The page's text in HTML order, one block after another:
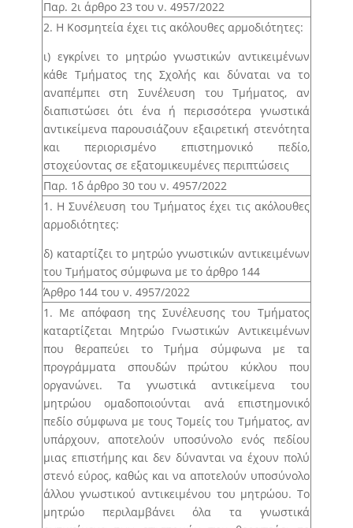
διαχειρίζεται ο ΕΛΚΕ.
Άρθρο 20 – Χορήγηση άδειας απουσίας μελών
Δ.Ε.Π./Ε.ΔΙ.Π./Ε.Τ.Ε.Π. για προσωπικούς λόγους.
Άρθρο 21 – Χορήγηση αδειών των άρθρων 52 έως
55 του Κώδικα Κατάστασης Δημοσίων Πολιτικών
Διοικητικών Υπαλλήλων και Υπαλλήλων Ν.Π.Δ.Δ. (ν.
3528/2007, Α’ 26) σε μέλη Δ.Ε.Π./Ε.ΔΙ.Π./Ε.Τ.Ε.Π.
Άρθρο 22 – Χορήγηση εκπαιδευτικής άδειας σε
μέλη Ε.ΔΙ.Π. / Ε.Τ.Ε.Π.
Άρθρο 23 – Ένταξη μέλους Ε.Τ.Ε.Π. σε κατηγορία
μέλους Ε.Δ.Ι.Π.
Άρθρο 24 – Ετήσιος προγραμματισμός
προσλήψεων μελών Δ.Ε.Π.
Άρθρο 25 – Ετήσιος προγραμματισμός
προσλήψεων μελών Ε.ΔΙ.Π., Ε.Τ.Ε.Π.
Άρθρο 26 – Μητρώο γνωστικών αντικειμένων
Άρθρο 27 – Μητρώα Εσωτερικών και Εξωτερικών
Εκλεκτόρων
Άρθρο 28 – Διαδικασία ανάδειξης Κοσμήτορα
Άρθρο 29 – Εκλογική διαδικασία για την ανάδειξη
Προέδρου και Αντιπροέδρου Τμήματος
Άρθρο 30 – Εκλογική διαδικασία για την ανάδειξη
Διευθυντή/ντριας Τομέα
Άρθρο 31 – Εκλογική διαδικασία για την ανάδειξη
Παρ. 2ι άρθρο 23 του ν. 4957/2022
2. Η Κοσμητεία έχει τις ακόλουθες αρμοδιότητες:
ι) εγκρίνει το μητρώο γνωστικών αντικειμένων
κάθε Τμήματος της Σχολής και δύναται να το
αναπέμπει στη Συνέλευση του Τμήματος, αν
διαπιστώσει ότι ένα ή περισσότερα γνωστικά
αντικείμενα παρουσιάζουν εξαιρετική στενότητα
και περιορισμένο επιστημονικό πεδίο,
στοχεύοντας σε εξατομικευμένες περιπτώσεις
Παρ. 1δ άρθρο 30 του ν. 4957/2022
1. Η Συνέλευση του Τμήματος έχει τις ακόλουθες
αρμοδιότητες:
δ) καταρτίζει το μητρώο γνωστικών αντικειμένων
του Τμήματος σύμφωνα με το άρθρο 144
Άρθρο 144 του ν. 4957/2022
1. Με απόφαση της Συνέλευσης του Τμήματος
καταρτίζεται Μητρώο Γνωστικών Αντικειμένων
που θεραπεύει το Τμήμα σύμφωνα με τα
προγράμματα σπουδών πρώτου κύκλου που
οργανώνει. Τα γνωστικά αντικείμενα του
μητρώου ομαδοποιούνται ανά επιστημονικό
πεδίο σύμφωνα με τους Τομείς του Τμήματος, αν
υπάρχουν, αποτελούν υποσύνολο ενός πεδίου
μιας επιστήμης και δεν δύνανται να έχουν πολύ
στενό εύρος, καθώς και να αποτελούν υποσύνολο
άλλου γνωστικού αντικειμένου του μητρώου. Το
μητρώο περιλαμβάνει όλα τα γνωστικά